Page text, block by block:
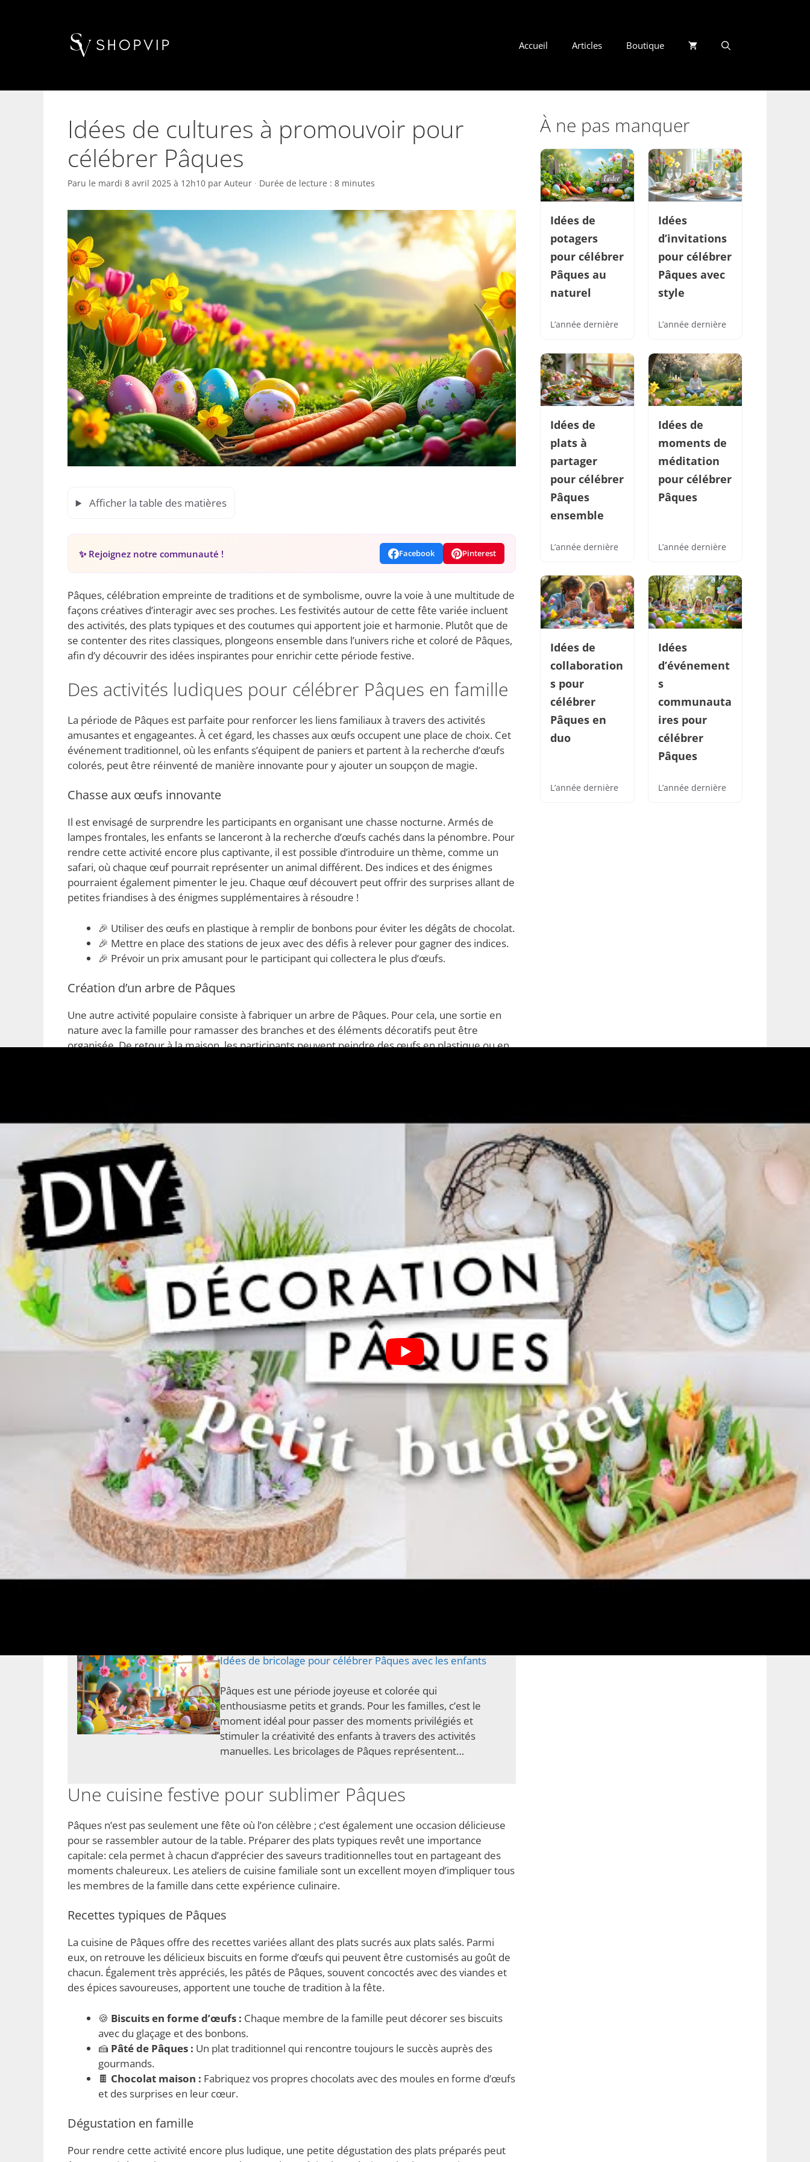
Accueil Articles Boutique
Idées de cultures à promouvoir pour
célébrer Pâques
Paru le mardi 8 avril 2025 à 12h10 par Auteur · Durée de lecture : 8 minutes
Afficher la table des matières
✨ Rejoignez notre communauté ! Facebook Pinterest
Pâques, célébration empreinte de traditions et de symbolisme, ouvre la voie à une multitude de
façons créatives d’interagir avec ses proches. Les festivités autour de cette fête variée incluent
des activités, des plats typiques et des coutumes qui apportent joie et harmonie. Plutôt que de
se contenter des rites classiques, plongeons ensemble dans l’univers riche et coloré de Pâques,
afin d’y découvrir des idées inspirantes pour enrichir cette période festive.
Des activités ludiques pour célébrer Pâques en famille
La période de Pâques est parfaite pour renforcer les liens familiaux à travers des activités
amusantes et engageantes. À cet égard, les chasses aux œufs occupent une place de choix. Cet
événement traditionnel, où les enfants s’équipent de paniers et partent à la recherche d’œufs
colorés, peut être réinventé de manière innovante pour y ajouter un soupçon de magie.
Chasse aux œufs innovante
Il est envisagé de surprendre les participants en organisant une chasse nocturne. Armés de
lampes frontales, les enfants se lanceront à la recherche d’œufs cachés dans la pénombre. Pour
rendre cette activité encore plus captivante, il est possible d’introduire un thème, comme un
safari, où chaque œuf pourrait représenter un animal différent. Des indices et des énigmes
pourraient également pimenter le jeu. Chaque œuf découvert peut offrir des surprises allant de
petites friandises à des énigmes supplémentaires à résoudre !
🎉 Utiliser des œufs en plastique à remplir de bonbons pour éviter les dégâts de chocolat.
🎉 Mettre en place des stations de jeux avec des défis à relever pour gagner des indices.
🎉 Prévoir un prix amusant pour le participant qui collectera le plus d’œufs.
Création d’un arbre de Pâques
Une autre activité populaire consiste à fabriquer un arbre de Pâques. Pour cela, une sortie en
nature avec la famille pour ramasser des branches et des éléments décoratifs peut être
organisée. De retour à la maison, les participants peuvent peindre des œufs en plastique ou en
Atelier de bricolage
Libérer sa créativité lors d’un atelier de bricolage est une autre façon agréable de célébrer
Pâques. Chacun peut créer des œuvres d’art uniques en décorant des œufs de manière
originale, que ce soit avec de la peinture, des autocollants, ou même en créant des personnages
à partir d’œufs. L’utilisation de matériaux recyclés peut également être une manière d’apporter
une dimension écoresponsable à cette célébration.
Activité Description
Matériel nécessaire
Chasse aux
œufs
Recherche d’œufs cachés,
éventuellement nocturne
Œufs colorés, lampes frontales,
paniers
Fabrication et décoration d’un arbre
Banches, peinture, œufs
décorés
Atelier de
Création d’objets et décorations
Outils de bricolage divers,
peintures
Ces activités permettent aux familles de tisser des souvenirs durables tout en célébrant la joie
de Pâques. En engageant la créativité et en favorisant l’interaction, chaque participant peut
apporter sa propre touche unique à la festivité.
À lire Idées de musique pour célébrer Pâques en ambiance festive
Idées de musique pour célébrer Pâques en ambiance festive
Pâques est une célébration marquée par la joie et l’espoir,
une occasion pour les familles et les amis de se rassembler.
Idées de bricolage pour célébrer Pâques avec les enfants
Pâques est une période joyeuse et colorée qui
enthousiasme petits et grands. Pour les familles, c’est le
moment idéal pour passer des moments privilégiés et
stimuler la créativité des enfants à travers des activités
manuelles. Les bricolages de Pâques représentent…
Une cuisine festive pour sublimer Pâques
Pâques n’est pas seulement une fête où l’on célèbre ; c’est également une occasion délicieuse
pour se rassembler autour de la table. Préparer des plats typiques revêt une importance
capitale: cela permet à chacun d’apprécier des saveurs traditionnelles tout en partageant des
moments chaleureux. Les ateliers de cuisine familiale sont un excellent moyen d’impliquer tous
les membres de la famille dans cette expérience culinaire.
Recettes typiques de Pâques
La cuisine de Pâques offre des recettes variées allant des plats sucrés aux plats salés. Parmi
eux, on retrouve les délicieux biscuits en forme d’œufs qui peuvent être customisés au goût de
chacun. Également très appréciés, les pâtés de Pâques, souvent concoctés avec des viandes et
des épices savoureuses, apportent une touche de tradition à la fête.
🍪 Biscuits en forme d’œufs : Chaque membre de la famille peut décorer ses biscuits
avec du glaçage et des bonbons.
🍰 Pâté de Pâques : Un plat traditionnel qui rencontre toujours le succès auprès des
gourmands.
🍫 Chocolat maison : Fabriquez vos propres chocolats avec des moules en forme d’œufs
et des surprises en leur cœur.
Dégustation en famille
Pour rendre cette activité encore plus ludique, une petite dégustation des plats préparés peut
À ne pas manquer
Idées de
potagers
pour célébrer
Pâques au
naturel
L’année dernière
Idées
d’invitations
pour célébrer
Pâques avec
style
L’année dernière
Idées de
plats à
partager
pour célébrer
Pâques
ensemble
L’année dernière
Idées de
moments de
méditation
pour célébrer
Pâques
L’année dernière
Idées de
collaboration
s pour
célébrer
Pâques en
duo
L’année dernière
Idées
d’événement
s
communauta
ires pour
célébrer
Pâques
L’année dernière